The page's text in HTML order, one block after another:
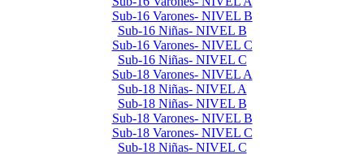
Sub-16 Varones- NIVEL B
Sub-16 Niñas- NIVEL B
Sub-16 Varones- NIVEL C
Sub-16 Niñas- NIVEL C
Sub-18 Varones- NIVEL A
Sub-18 Niñas- NIVEL A
Sub-18 Niñas- NIVEL B
Sub-18 Varones- NIVEL B
Sub-18 Varones- NIVEL C
Sub-18 Niñas- NIVEL C